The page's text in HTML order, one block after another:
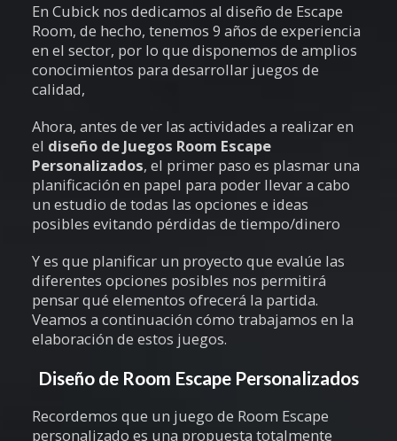
En Cubick nos dedicamos al diseño de Escape
Room, de hecho, tenemos 9 años de experiencia
en el sector, por lo que disponemos de amplios
conocimientos para desarrollar juegos de
calidad,
Ahora, antes de ver las actividades a realizar en
el diseño de Juegos Room Escape
Personalizados, el primer paso es plasmar una
planificación en papel para poder llevar a cabo
un estudio de todas las opciones e ideas
posibles evitando pérdidas de tiempo/dinero
Y es que planificar un proyecto que evalúe las
diferentes opciones posibles nos permitirá
pensar qué elementos ofrecerá la partida.
Veamos a continuación cómo trabajamos en la
elaboración de estos juegos.
Diseño de Room Escape Personalizados
Recordemos que un juego de Room Escape
personalizado es una propuesta totalmente